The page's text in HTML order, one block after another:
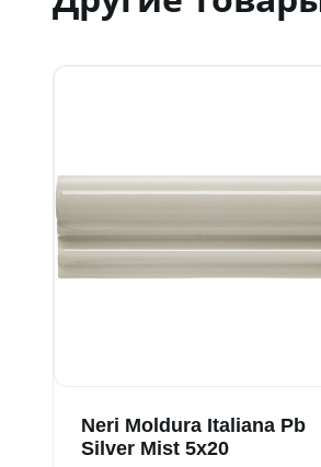
Neri Moldura Italiana Pb
Silver Mist 5x20